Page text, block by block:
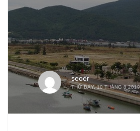
seoer
THỨ BẢY, 10 THÁNG 8 2019